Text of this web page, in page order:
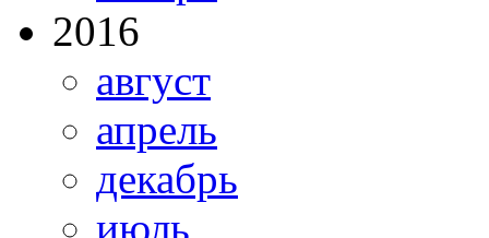
2016
август
апрель
декабрь
июль